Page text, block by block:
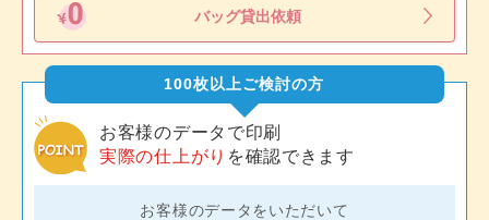
バッグ貸出依頼
100枚以上ご検討の方
お客様のデータで印刷
実際の仕上がり を確認できます
お客様のデータをいただいて